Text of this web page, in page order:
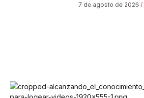
7 de agosto de 2026